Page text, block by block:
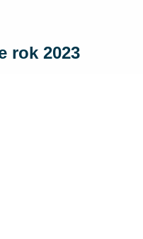
rok 2023